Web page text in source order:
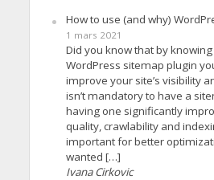
How to use (and why)
1 mars 2021
Did you know that by
WordPress sitemap plugin
improve your site’s visibility
isn’t mandatory to have a
having one significantly
quality, crawlability and
important for better
wanted […]
Ivana Cirkovic